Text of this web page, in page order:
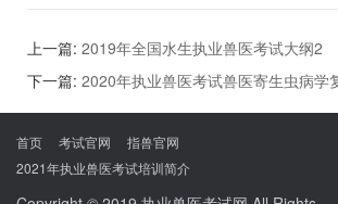
上一篇: 2019年全国水生执业兽医考试大纲2
下一篇: 2020年执业兽医考试兽医寄生虫病学
首页 考试官网
指兽官网
2021年执业兽医考试培训简介